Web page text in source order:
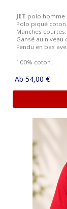
JET polo homme
Polo piqué coton.
Manches courtes.
Gansé au
Fendu en bas
100% coton.
Ab 54,00 €